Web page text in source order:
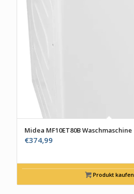
Midea MF10ET80B Waschmaschine
€374,99
Produkt kaufen